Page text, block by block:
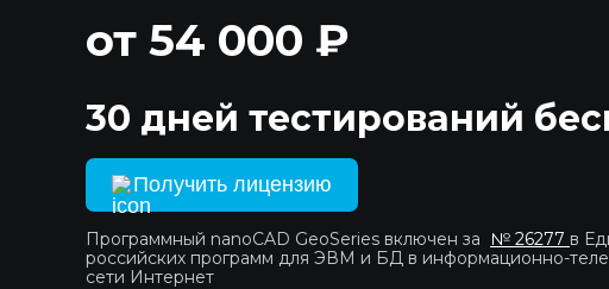
от 54 000 ₽
30 дней тестирований
Получить лицензию
Программный nanoCAD GeoSeries включен за № 26277 в
российских программ для ЭВМ и БД в информационно-
сети Интернет